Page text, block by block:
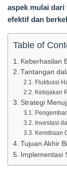
aspek mulai
efektif dan
Table of
Keberhasilan
Tantangan
Fluktuasi
Kebijakan
Strategi
Investasi
Kemitraan
Tujuan Akhir
Implementasi